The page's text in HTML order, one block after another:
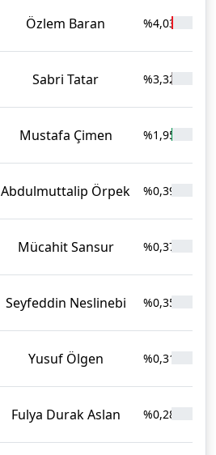
Özlem Baran %4,03
Sabri Tatar %3,32
Mustafa Çimen %1,95
Abdulmuttalip Örpek %0,39
Mücahit Sansur %0,37
Seyfeddin Neslinebi %0,35
Yusuf Ölgen %0,31
Fulya Durak Aslan %0,28